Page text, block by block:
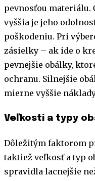
pevnosťou
vyššia je jeho
poškodeniu. Pri
zásielky – ak ide o
pevnejšie obálky,
ochranu. Silnejšie
mierne vyššie
Veľkosti a typy
Dôležitým faktorom
taktiež veľkosť a typ
spravidla lacnejšie